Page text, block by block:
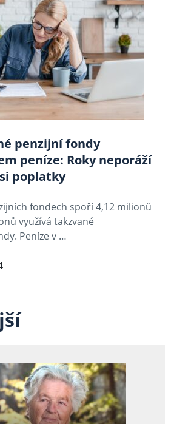
penzijní fondy
peníze: Roky neporáží
poplatky
fondech spoří 4,12 milionů
využívá takzvané
Peníze v …